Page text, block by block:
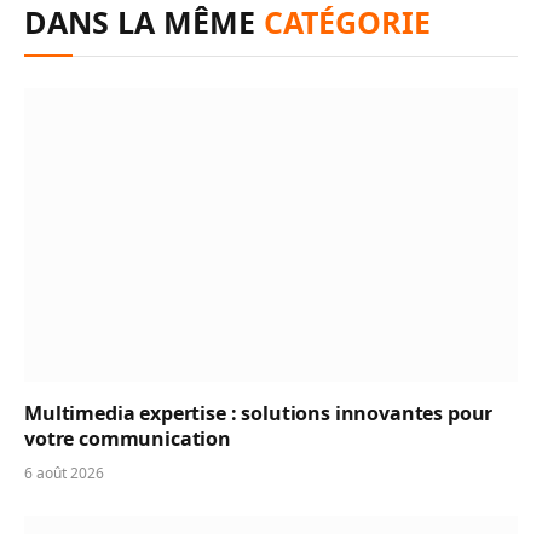
DANS LA MÊME CATÉGORIE
Multimedia expertise : solutions innovantes pour
votre communication
6 août 2026